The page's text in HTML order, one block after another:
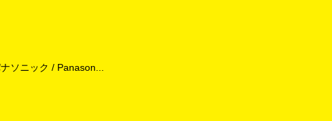
ソニック / Panason...